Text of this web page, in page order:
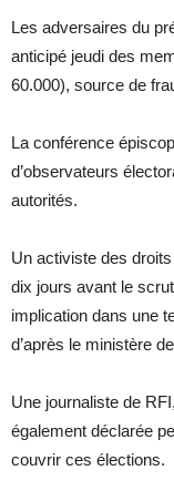
Les adversaires du
anticipé jeudi des
60.000), source de
La conférence
d’observateurs
autorités.
Un activiste des
dix jours avant le
implication dans une
d’après le ministère
Une journaliste de
également déclarée
couvrir ces élections.